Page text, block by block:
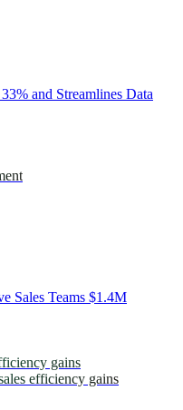
and Streamlines Data
Sales Teams $1.4M
gains
efficiency gains